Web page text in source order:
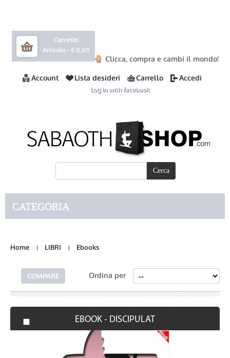
Carrello
Articolo - € 0,00
Clicca, compra e cambi il mondo!
Account Lista desideri Carrello Accedi
Log in with facebook
CATEGORIA
Home LIBRI Ebooks
Ordina per
EBOOK - DISCIPULAT